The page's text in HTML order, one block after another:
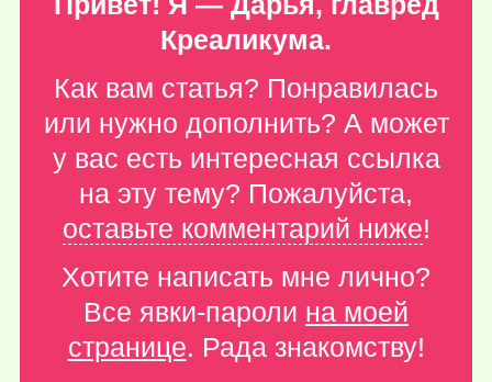
Креаликума.
Как вам статья? Понравилась
или нужно дополнить? А может
у вас есть интересная ссылка
на эту тему? Пожалуйста,
оставьте комментарий ниже!
Хотите написать мне лично?
Все явки-пароли на моей
странице. Рада знакомству!